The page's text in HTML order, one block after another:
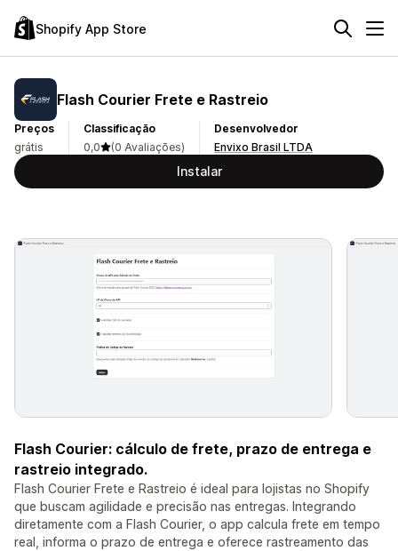
Shopify App Store
Flash Courier Frete e Rastreio
Preços
grátis
Classificação
0,0
(0 Avaliações)
Desenvolvedor
Envixo Brasil LTDA
Instalar
Flash Courier: cálculo de frete, prazo de entrega e
rastreio integrado.
Flash Courier Frete e Rastreio é ideal para lojistas no Shopify
que buscam agilidade e precisão nas entregas. Integrando
diretamente com a Flash Courier, o app calcula frete em tempo
real, informa o prazo de entrega e oferece rastreamento das